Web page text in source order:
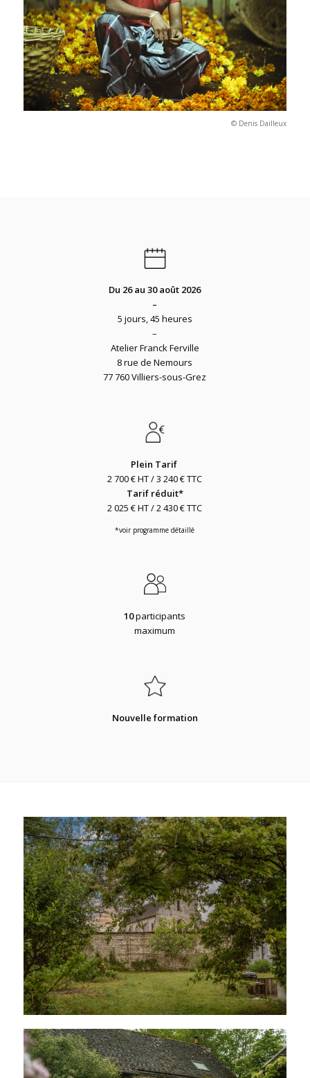
© Denis Dailleux
Du 26 au 30 août 2026
–
5 jours, 45 heures
–
Atelier Franck Ferville
8 rue de Nemours
77 760 Villiers-sous-Grez
Plein Tarif
2 700 € HT / 3 240 € TTC
Tarif réduit*
2 025 € HT / 2 430 € TTC
*voir programme détaillé
10participants
maximum
Nouvelle formation